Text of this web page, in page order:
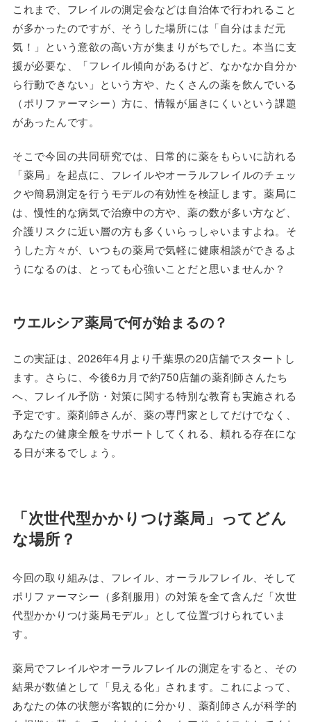
これまで、フレイルの測定会などは自治体で行われること
が多かったのですが、そうした場所には「自分はまだ元
気！」という意欲の高い方が集まりがちでした。本当に支
援が必要な、「フレイル傾向があるけど、なかなか自分か
ら行動できない」という方や、たくさんの薬を飲んでいる
（ポリファーマシー）方に、情報が届きにくいという課題
があったんです。
そこで今回の共同研究では、日常的に薬をもらいに訪れる
「薬局」を起点に、フレイルやオーラルフレイルのチェッ
クや簡易測定を行うモデルの有効性を検証します。薬局に
は、慢性的な病気で治療中の方や、薬の数が多い方など、
介護リスクに近い層の方も多くいらっしゃいますよね。そ
うした方々が、いつもの薬局で気軽に健康相談ができるよ
うになるのは、とっても心強いことだと思いませんか？
ウエルシア薬局で何が始まるの？
この実証は、2026年4月より千葉県の20店舗でスタートし
ます。さらに、今後6カ月で約750店舗の薬剤師さんたち
へ、フレイル予防・対策に関する特別な教育も実施される
予定です。薬剤師さんが、薬の専門家としてだけでなく、
あなたの健康全般をサポートしてくれる、頼れる存在にな
る日が来るでしょう。
「次世代型かかりつけ薬局」ってどん
な場所？
今回の取り組みは、フレイル、オーラルフレイル、そして
ポリファーマシー（多剤服用）の対策を全て含んだ「次世
代型かかりつけ薬局モデル」として位置づけられていま
す。
薬局でフレイルやオーラルフレイルの測定をすると、その
結果が数値として「見える化」されます。これによって、
あなたの体の状態が客観的に分かり、薬剤師さんが科学的